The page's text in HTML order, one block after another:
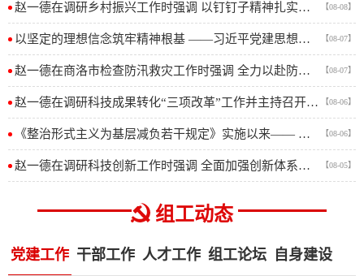
【08-08】
赵一德在调研乡村振兴工作时强调 以钉钉子精神扎实推进乡村全面振兴 努力让农民群众过上更加美好的生活
【08-07】
以坚定的理想信念筑牢精神根基 ——习近平党建思想理论品格系列述评之一
【08-07】
赵一德在商洛市检查防汛救灾工作时强调 全力以赴防大汛抢大险救大灾 切实保障人民群众生命财产安全
【08-06】
赵一德在调研科技成果转化“三项改革”工作并主持召开座谈会时强调 持续推进“三项改革”拓面提质增效 推动科技创造力加速向现实生产力转化
【08-06】
《整治形式主义为基层减负若干规定》实施以来—— 除作风之弊 兴实干之风
【08-05】
赵一德在调研科技创新工作时强调 全面加强创新体系和创新能力建设 为实现高水平科技自立自强作出更大贡献
组工动态
党建工作 干部工作 人才工作 组工论坛 自身建设